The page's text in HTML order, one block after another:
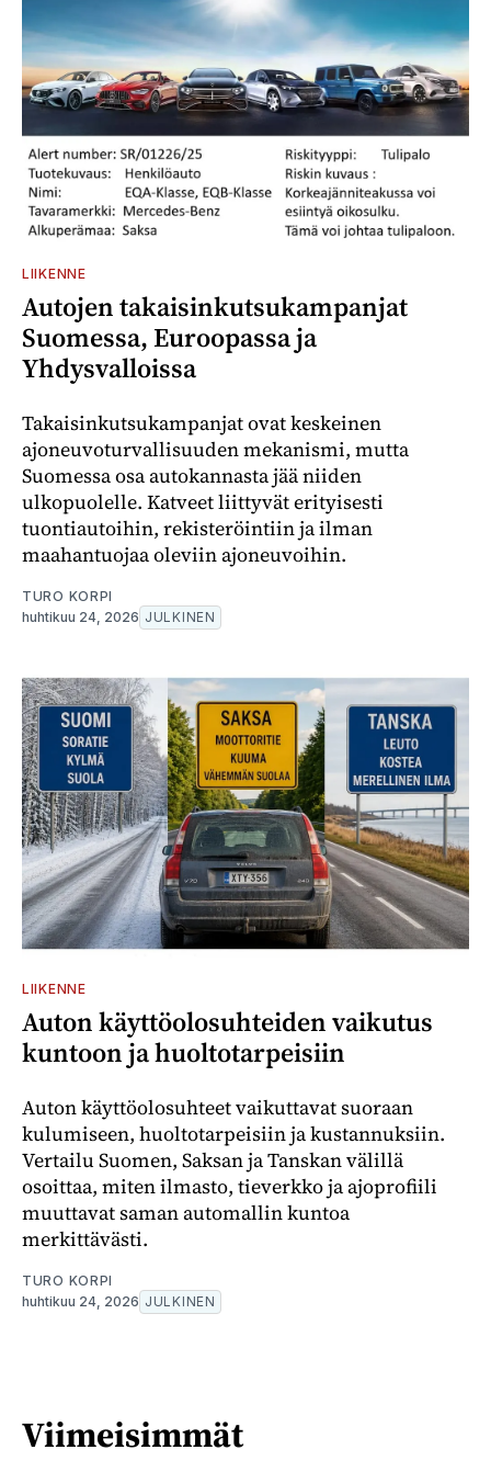
LIIKENNE
Autojen takaisinkutsukampanjat
Suomessa, Euroopassa ja
Yhdysvalloissa
Takaisinkutsukampanjat ovat keskeinen
ajoneuvoturvallisuuden mekanismi, mutta
Suomessa osa autokannasta jää niiden
ulkopuolelle. Katveet liittyvät erityisesti
tuontiautoihin, rekisteröintiin ja ilman
maahantuojaa oleviin ajoneuvoihin.
TURO KORPI
huhtikuu 24, 2026 JULKINEN
LIIKENNE
Auton käyttöolosuhteiden vaikutus
kuntoon ja huoltotarpeisiin
Auton käyttöolosuhteet vaikuttavat suoraan
kulumiseen, huoltotarpeisiin ja kustannuksiin.
Vertailu Suomen, Saksan ja Tanskan välillä
osoittaa, miten ilmasto, tieverkko ja ajoprofiili
muuttavat saman automallin kuntoa
merkittävästi.
TURO KORPI
huhtikuu 24, 2026 JULKINEN
Viimeisimmät